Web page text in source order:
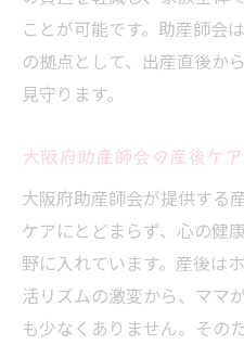
ことが可能です。助産師会
の拠点として、出産直後か
見守ります。
大阪府助産師会の産後ケ
大阪府助産師会が提供する
ケアにとどまらず、心の健
野に入れています。産後は
活リズムの激変から、ママ
も少なくありません。その